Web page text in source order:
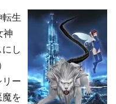
生
神
し
ー
を